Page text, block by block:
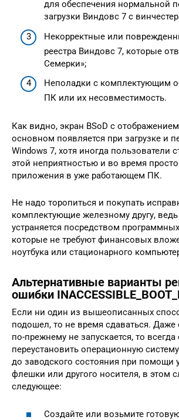
для обеспечения нормальной
загрузки Виндовс 7 с
Некорректные или
реестра Виндовс 7, которые
Семерки»;
Неполадки с комплектующим
ПК или их несовместимость.
Как видно, экран BSoD с
основном появляется при загрузке и
Windows 7, хотя иногда пользователи
этой неприятностью и во время
приложения в уже работающем ПК.
Не надо торопиться и покупать
комплектующие железному другу,
устраняется посредством
которые не требуют финансовых
ноутбука или стационарного
Альтернативные варианты
ошибки
Если ни один из вышеописанных
подошел, то не время сдаваться. Даже
по-прежнему не запускается, то
переустановить операционную
до заводского состояния при помощи
флешки или другого носителя, в этом
следующее:
Создайте или возьмите